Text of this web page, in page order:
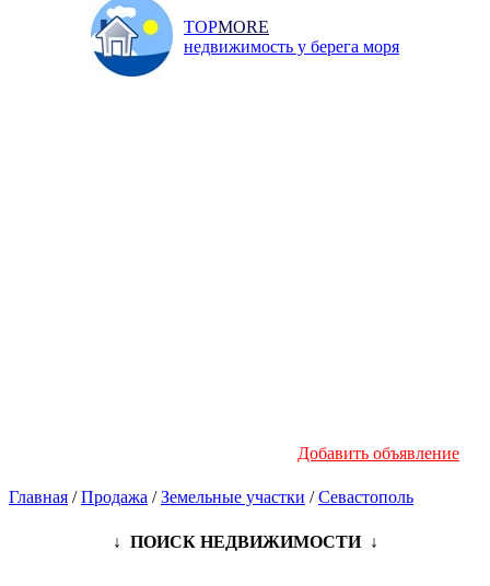
TOPMORE
недвижимость у берега моря
Добавить объявление
Главная /Продажа /Земельные участки /Севастополь
↓ ПОИСК НЕДВИЖИМОСТИ ↓